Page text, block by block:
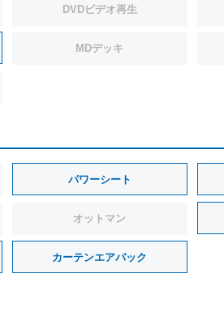
DVDビデオ再生
MDデッキ
パワーシート
オットマン
カーテンエアバック